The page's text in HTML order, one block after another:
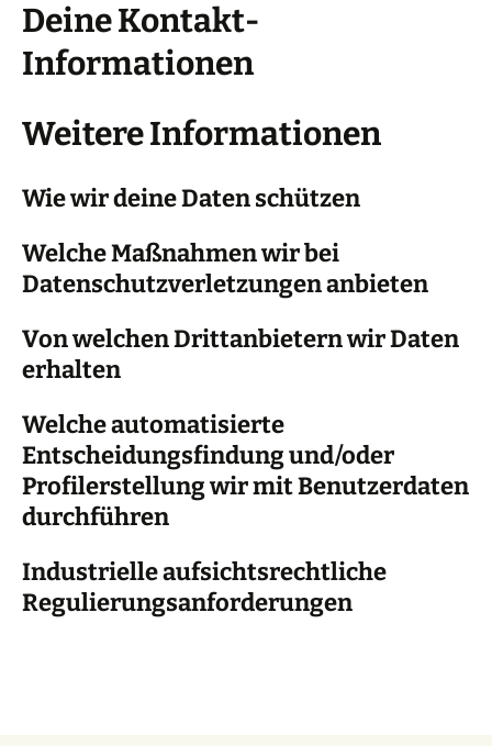
Deine Kontakt-
Informationen
Weitere Informationen
Wie wir deine Daten schützen
Welche Maßnahmen wir bei
Datenschutzverletzungen anbieten
Von welchen Drittanbietern wir Daten
erhalten
Welche automatisierte
Entscheidungsfindung und/oder
Profilerstellung wir mit Benutzerdaten
durchführen
Industrielle aufsichtsrechtliche
Regulierungsanforderungen